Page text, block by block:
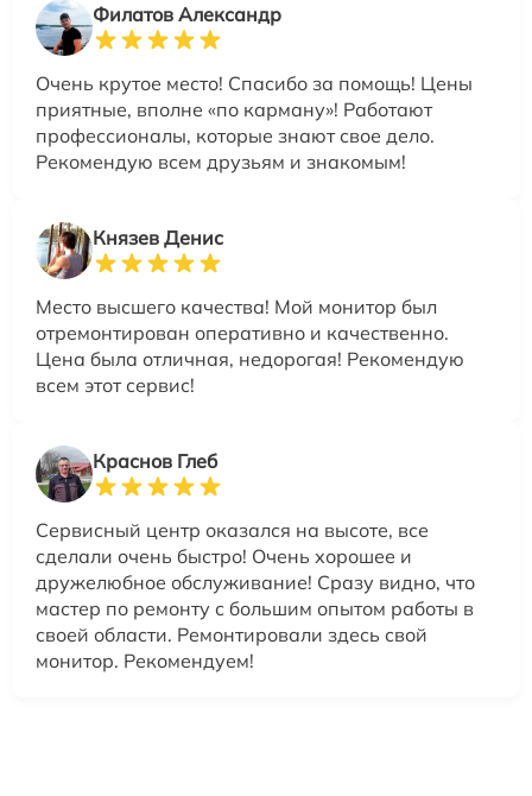
Филатов Александр
Очень крутое место! Спасибо за помощь! Цены
приятные, вполне «по карману»! Работают
профессионалы, которые знают свое дело.
Рекомендую всем друзьям и знакомым!
Князев Денис
Место высшего качества! Мой монитор был
отремонтирован оперативно и качественно.
Цена была отличная, недорогая! Рекомендую
всем этот сервис!
Краснов Глеб
Сервисный центр оказался на высоте, все
сделали очень быстро! Очень хорошее и
дружелюбное обслуживание! Сразу видно, что
мастер по ремонту с большим опытом работы в
своей области. Ремонтировали здесь свой
монитор. Рекомендуем!